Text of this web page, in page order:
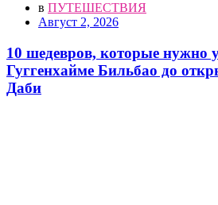
в ПУТЕШЕСТВИЯ
Август 2, 2026
10 шедевров, которые нужно
Гуггенхайме Бильбао до
Даби